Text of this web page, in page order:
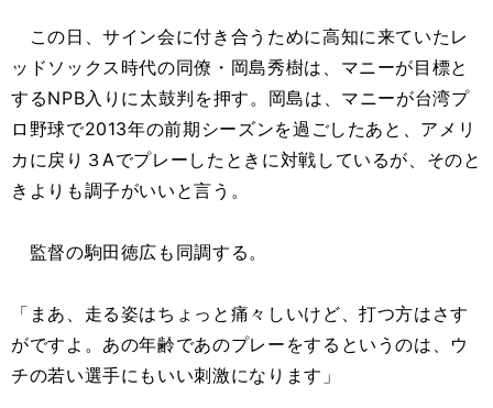
この日、サイン会に付き合うために高知に来ていたレ
ッドソックス時代の同僚・岡島秀樹は、マニーが目標と
するNPB入りに太鼓判を押す。岡島は、マニーが台湾プ
ロ野球で2013年の前期シーズンを過ごしたあと、アメリ
カに戻り３Aでプレーしたときに対戦しているが、そのと
きよりも調子がいいと言う。
監督の駒田徳広も同調する。
「まあ、走る姿はちょっと痛々しいけど、打つ方はさす
がですよ。あの年齢であのプレーをするというのは、ウ
チの若い選手にもいい刺激になります」